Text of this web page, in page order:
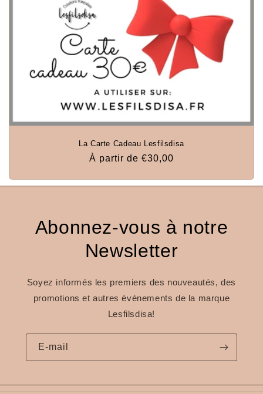
La Carte Cadeau Lesfilsdisa
Prix
À partir de €30,00
Abonnez-vous à notre
Newsletter
Soyez informés les premiers des nouveautés, des
promotions et autres événements de la marque
Lesfilsdisa!
E-mail